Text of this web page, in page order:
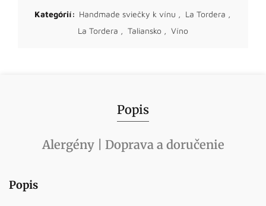
Kategórií: Handmade sviečky k vínu , La Tordera ,
La Tordera , Taliansko , Víno
Popis
Alergény | Doprava a doručenie
Popis